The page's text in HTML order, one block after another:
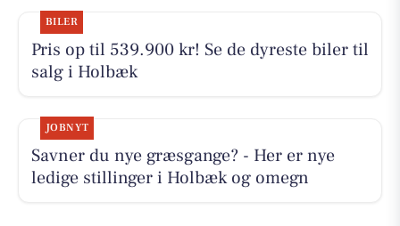
BILER
Pris op til 539.900 kr! Se de dyreste biler til
salg i Holbæk
JOBNYT
Savner du nye græsgange? - Her er nye
ledige stillinger i Holbæk og omegn